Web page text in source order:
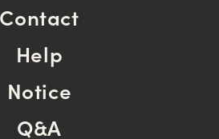
Contact
Help
Notice
Q&A